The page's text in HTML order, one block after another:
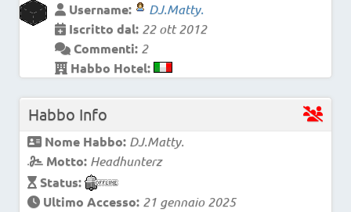
Username:
DJ.Matty.
Iscritto dal: 22 ott 2012
Commenti: 2
Habbo Hotel:
Habbo Info
Nome Habbo: DJ.Matty.
Motto: Headhunterz
Status:
Ultimo Accesso: 21 gennaio 2025